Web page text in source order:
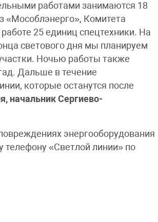
работами занимаются 18
«Мособлэнерго», Комитета
25 единиц спецтехники. На
светового дня мы планируем
Ночью работы также
Дальше в течение
которые останутся после
начальник Сергиево-
энергооборудования
телефону «Светлой линии» по